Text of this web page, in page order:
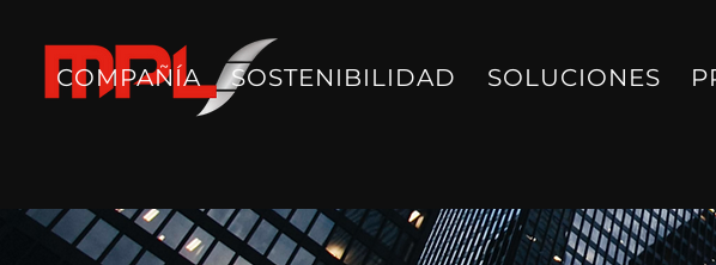
COMPAÑÍA SOSTENIBILIDAD SOLUCIONES